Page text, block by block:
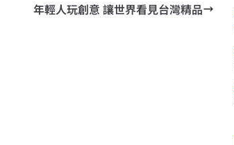
年輕人玩創意 讓世界看見台灣精品